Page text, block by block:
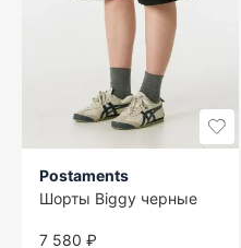
Postaments
Шорты Biggy черные
7 580 ₽